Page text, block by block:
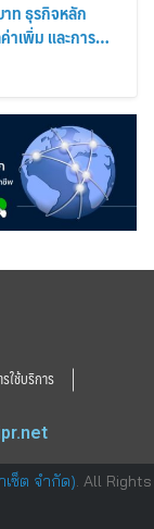
ท ธุรกิจหลัก
าเพิ่ม และการ
ร้อมเดินหน้า
าว
ใช้บริการ
ซ็ต จำกัด). All Rights